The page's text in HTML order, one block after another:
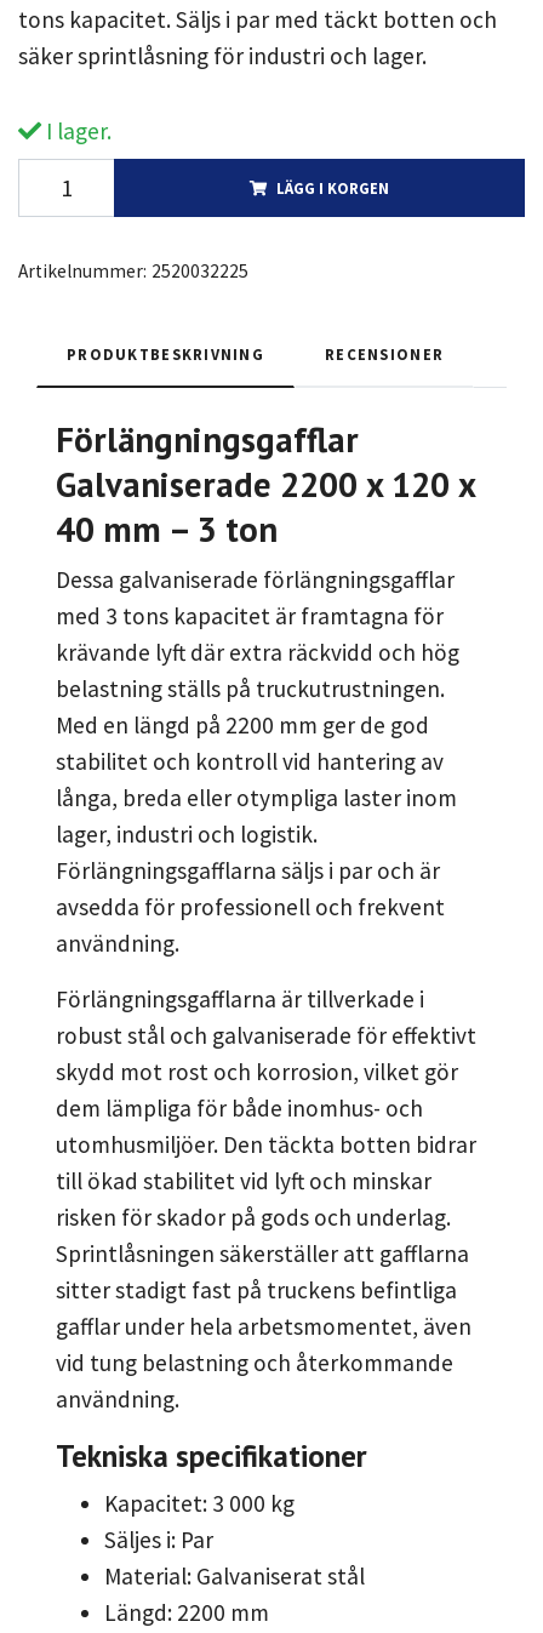
tons kapacitet. Säljs i par med täckt botten och
säker sprintlåsning för industri och lager.
I lager.
LÄGG I KORGEN
Artikelnummer: 2520032225
PRODUKTBESKRIVNING RECENSIONER
Förlängningsgafflar
Galvaniserade 2200 x 120 x
40 mm – 3 ton
Dessa galvaniserade förlängningsgafflar
med 3 tons kapacitet är framtagna för
krävande lyft där extra räckvidd och hög
belastning ställs på truckutrustningen.
Med en längd på 2200 mm ger de god
stabilitet och kontroll vid hantering av
långa, breda eller otympliga laster inom
lager, industri och logistik.
Förlängningsgafflarna säljs i par och är
avsedda för professionell och frekvent
användning.
Förlängningsgafflarna är tillverkade i
robust stål och galvaniserade för effektivt
skydd mot rost och korrosion, vilket gör
dem lämpliga för både inomhus- och
utomhusmiljöer. Den täckta botten bidrar
till ökad stabilitet vid lyft och minskar
risken för skador på gods och underlag.
Sprintlåsningen säkerställer att gafflarna
sitter stadigt fast på truckens befintliga
gafflar under hela arbetsmomentet, även
vid tung belastning och återkommande
användning.
Tekniska specifikationer
Kapacitet: 3 000 kg
Säljes i: Par
Material: Galvaniserat stål
Längd: 2200 mm